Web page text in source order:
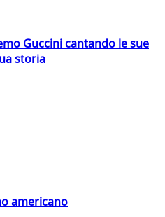
Guccini cantando le sue
storia
americano